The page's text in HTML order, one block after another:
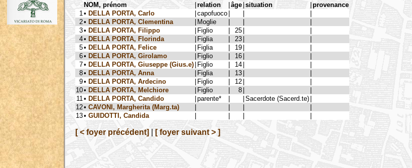
NOM, prénom |relation |âge |situation |provenance
1 • DELLA PORTA, Carlo |capofuoco | |
|
2• DELLA PORTA, Clementina | Moglie | |
|
3• DELLA PORTA, Filippo | Figlio | 25 |
|
4• DELLA PORTA, Florinda | Figlia | 23 |
|
5• DELLA PORTA, Felice | Figlia | 19 |
|
6• DELLA PORTA, Girolamo | Figlio | 16 |
|
7• DELLA PORTA, Giuseppe (Gius.e) | Figlio | 14 |
|
8• DELLA PORTA, Anna | Figlia | 13 |
|
9• DELLA PORTA, Ardecino | Figlio | 12 |
|
10• DELLA PORTA, Melchiore | Figlio | 8 |
|
11 • DELLA PORTA, Candido |parente* | |Sacerdote (Sacerd.te) |
12• CAVONI, Margherita (Marg.ta) | | |
|
13• GUIDOTTI, Candida | | | |
[ < foyer précédent] [ foyer suivant > ]